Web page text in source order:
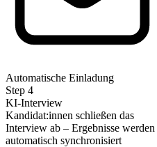
Automatische Einladung
Step 4
KI-Interview
Kandidat:innen schließen das
Interview ab – Ergebnisse werden
automatisch synchronisiert